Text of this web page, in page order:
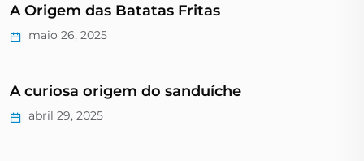
A Origem das Batatas Fritas
maio 26, 2025
A curiosa origem do sanduíche
abril 29, 2025